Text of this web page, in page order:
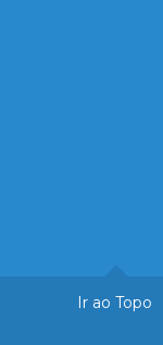
Ir ao Topo